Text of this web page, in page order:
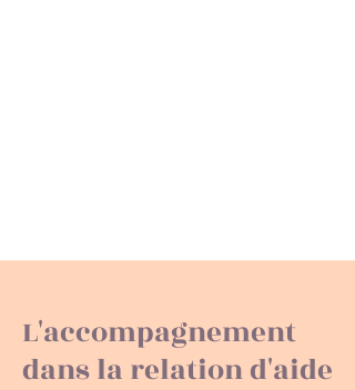
L'accompagnement
dans la relation d'aide